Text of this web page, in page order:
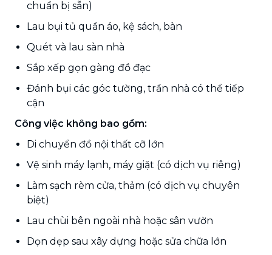
chuẩn bị sẵn)
Lau bụi tủ quần áo, kệ sách, bàn
Quét và lau sàn nhà
Sắp xếp gọn gàng đồ đạc
Đánh bụi các góc tường, trần nhà có thể tiếp
cận
Công việc không bao gồm:
Di chuyển đồ nội thất cỡ lớn
Vệ sinh máy lạnh, máy giặt (có dịch vụ riêng)
Làm sạch rèm cửa, thảm (có dịch vụ chuyên
biệt)
Lau chùi bên ngoài nhà hoặc sân vườn
Dọn dẹp sau xây dựng hoặc sửa chữa lớn